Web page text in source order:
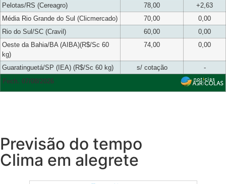
Pelotas/RS (Cereagro)
78,00
+2,63
Média Rio Grande do Sul (Clicmercado)
70,00
0,00
Rio do Sul/SC (Cravil)
60,00
0,00
Oeste da Bahia/BA (AIBA)(R$/Sc 60
kg)
74,00 0,00
Guaratinguetá/SP (IEA) (R$/Sc 60 kg) s/ cotação
-
Fech. 07/08/2026
Previsão do tempo
Clima em alegrete